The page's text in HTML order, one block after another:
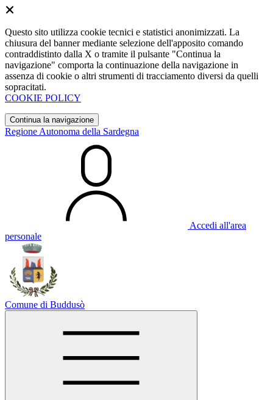
Questo sito utilizza cookie tecnici e statistici anonimizzati. La
chiusura del banner mediante selezione dell'apposito comando
contraddistinto dalla X o tramite il pulsante "Continua la
navigazione" comporta la continuazione della navigazione in
assenza di cookie o altri strumenti di tracciamento diversi da quelli
sopracitati.
COOKIE POLICY
Continua la navigazione
Regione Autonoma della Sardegna
Accedi all'area
personale
Comune di Buddusò